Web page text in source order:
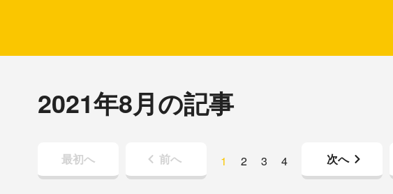
2021年8月の記事
最初へ 前へ 1 2 3 4 次へ